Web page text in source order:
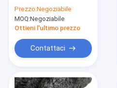
alto tenore di
carbonio 1-3 mm /
Coke di petrolio a
Prezzo:Negoziabile
MOQ:Negoziabile
Ottieni l'ultimo prezzo
Contattaci